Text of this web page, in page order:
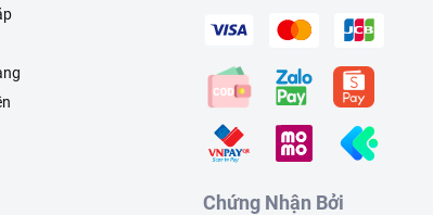
Chứng Nhận Bởi